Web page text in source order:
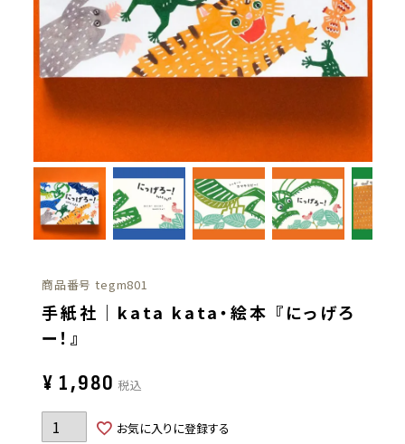
商品番号 tegm801
手紙社｜kata kata・絵本 『にっげろ
ー！』
¥ 1,980 税込
お気に入りに登録する